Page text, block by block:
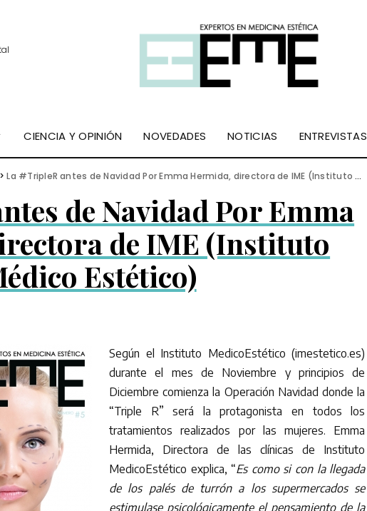
CIENCIA Y OPINIÓN NOVEDADES NOTICIAS ENTREVISTAS
>La #TripleR antes de Navidad Por Emma Hermida, directora de IME (Instituto Médico Estético)
de Navidad Por Emma
de IME (Instituto
Estético)
Según el Instituto MedicoEstético (imestetico.es)
durante el mes de Noviembre y principios de
Diciembre comienza la Operación Navidad donde la
“Triple R” será la protagonista en todos los
tratamientos realizados por las mujeres. Emma
Hermida, Directora de las clínicas de Instituto
MedicoEstético explica, “Es como si con la llegada
de los palés de turrón a los supermercados se
estimulase psicológicamente el pensamiento de la